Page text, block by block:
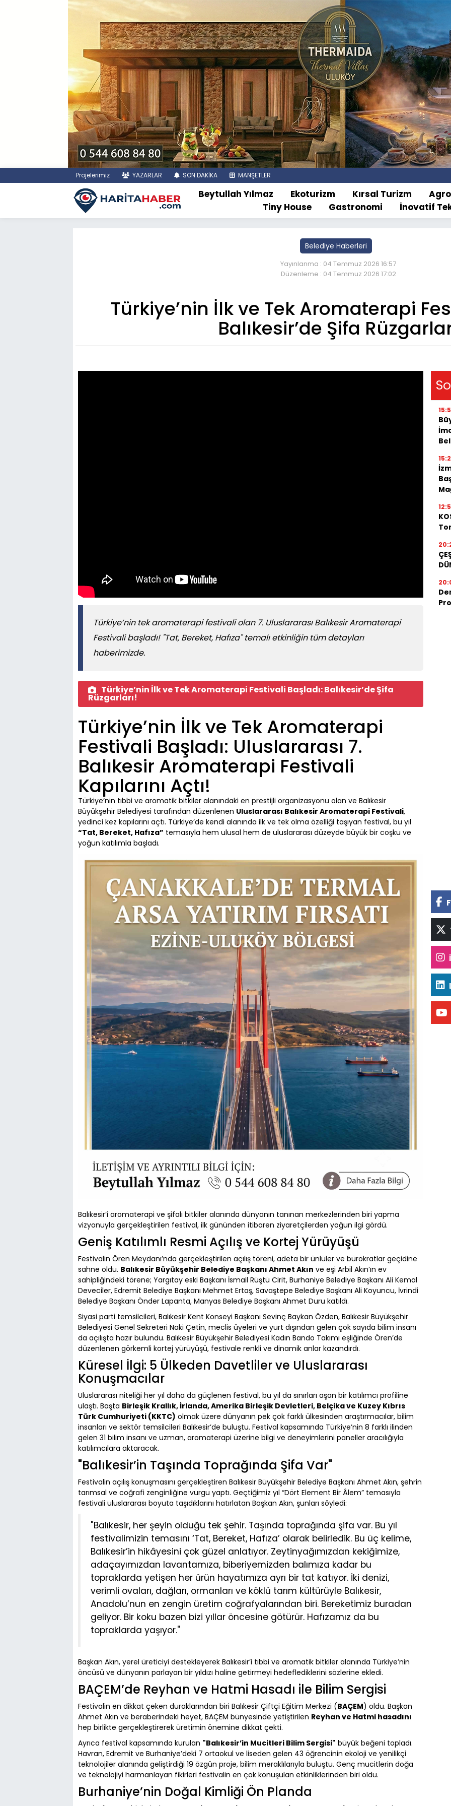
Projelerimiz YAZARLAR SON DAKİKA MANŞETLER
Beytullah Yılmaz Ekoturizm Kırsal Turizm Agro
Tiny House
Gastronomi İnovatif
Belediye Haberleri
Yayınlanma : 04 Temmuz 2026 16:57
Düzenleme : 04 Temmuz 2026 17:02
Türkiye’nin İlk ve Tek Aromaterapi
Balıkesir’de Şifa
Türkiye’nin tek aromaterapi festivali olan 7. Uluslararası Balıkesir Aromaterapi
Festivali başladı! "Tat, Bereket, Hafıza" temalı etkinliğin tüm detayları
haberimizde.
Türkiye’nin İlk ve Tek Aromaterapi Festivali Başladı: Balıkesir’de Şifa
Rüzgarları!
Türkiye’nin İlk ve Tek Aromaterapi
Festivali Başladı: Uluslararası 7.
Balıkesir Aromaterapi Festivali
Kapılarını Açtı!
Türkiye’nin tıbbi ve aromatik bitkiler alanındaki en prestijli organizasyonu olan ve Balıkesir
Büyükşehir Belediyesi tarafından düzenlenen Uluslararası Balıkesir Aromaterapi Festivali,
yedinci kez kapılarını açtı. Türkiye’de kendi alanında ilk ve tek olma özelliği taşıyan festival, bu yıl
“Tat, Bereket, Hafıza” temasıyla hem ulusal hem de uluslararası düzeyde büyük bir coşku ve
yoğun katılımla başladı.
Balıkesir’i aromaterapi ve şifalı bitkiler alanında dünyanın tanınan merkezlerinden biri yapma
vizyonuyla gerçekleştirilen festival, ilk gününden itibaren ziyaretçilerden yoğun ilgi gördü.
Geniş Katılımlı Resmi Açılış ve Kortej Yürüyüşü
Festivalin Ören Meydanı’nda gerçekleştirilen açılış töreni, adeta bir ünlüler ve bürokratlar geçidine
sahne oldu. Balıkesir Büyükşehir Belediye Başkanı Ahmet Akın ve eşi Arbil Akın’ın ev
sahipliğindeki törene; Yargıtay eski Başkanı İsmail Rüştü Cirit, Burhaniye Belediye Başkanı Ali Kemal
Deveciler, Edremit Belediye Başkanı Mehmet Ertaş, Savaştepe Belediye Başkanı Ali Koyuncu, İvrindi
Belediye Başkanı Önder Lapanta, Manyas Belediye Başkanı Ahmet Duru katıldı.
Siyasi parti temsilcileri, Balıkesir Kent Konseyi Başkanı Sevinç Baykan Özden, Balıkesir Büyükşehir
Belediyesi Genel Sekreteri Naki Çetin, meclis üyeleri ve yurt dışından gelen çok sayıda bilim insanı
da açılışta hazır bulundu. Balıkesir Büyükşehir Belediyesi Kadın Bando Takımı eşliğinde Ören’de
düzenlenen görkemli kortej yürüyüşü, festivale renkli ve dinamik anlar kazandırdı.
Küresel İlgi: 5 Ülkeden Davetliler ve Uluslararası
Konuşmacılar
Uluslararası niteliği her yıl daha da güçlenen festival, bu yıl da sınırları aşan bir katılımcı profiline
ulaştı. Başta Birleşik Krallık, İrlanda, Amerika Birleşik Devletleri, Belçika ve Kuzey Kıbrıs
Türk Cumhuriyeti (KKTC) olmak üzere dünyanın pek çok farklı ülkesinden araştırmacılar, bilim
insanları ve sektör temsilcileri Balıkesir’de buluştu. Festival kapsamında Türkiye’nin 8 farklı ilinden
gelen 31 bilim insanı ve uzman, aromaterapi üzerine bilgi ve deneyimlerini paneller aracılığıyla
katılımcılara aktaracak.
"Balıkesir’in Taşında Toprağında Şifa Var"
Festivalin açılış konuşmasını gerçekleştiren Balıkesir Büyükşehir Belediye Başkanı Ahmet Akın, şehrin
tarımsal ve coğrafi zenginliğine vurgu yaptı. Geçtiğimiz yıl “Dört Element Bir Âlem” temasıyla
festivali uluslararası boyuta taşıdıklarını hatırlatan Başkan Akın, şunları söyledi:
"Balıkesir, her şeyin olduğu tek şehir. Taşında toprağında şifa var. Bu yıl
festivalimizin temasını ‘Tat, Bereket, Hafıza’ olarak belirledik. Bu üç kelime,
Balıkesir’in hikâyesini çok güzel anlatıyor. Zeytinyağımızdan kekiğimize,
adaçayımızdan lavantamıza, biberiyemizden balımıza kadar bu
topraklarda yetişen her ürün hayatımıza ayrı bir tat katıyor. İki denizi,
verimli ovaları, dağları, ormanları ve köklü tarım kültürüyle Balıkesir,
Anadolu’nun en zengin üretim coğrafyalarından biri. Bereketimiz buradan
geliyor. Bir koku bazen bizi yıllar öncesine götürür. Hafızamız da bu
topraklarda yaşıyor."
Başkan Akın, yerel üreticiyi destekleyerek Balıkesir’i tıbbi ve aromatik bitkiler alanında Türkiye’nin
öncüsü ve dünyanın parlayan bir yıldızı haline getirmeyi hedeflediklerini sözlerine ekledi.
BAÇEM’de Reyhan ve Hatmi Hasadı ile Bilim Sergisi
Festivalin en dikkat çeken duraklarından biri Balıkesir Çiftçi Eğitim Merkezi (BAÇEM) oldu. Başkan
Ahmet Akın ve beraberindeki heyet, BAÇEM bünyesinde yetiştirilen Reyhan ve Hatmi hasadını
hep birlikte gerçekleştirerek üretimin önemine dikkat çekti.
Ayrıca festival kapsamında kurulan "Balıkesir’in Mucitleri Bilim Sergisi" büyük beğeni topladı.
Havran, Edremit ve Burhaniye’deki 7 ortaokul ve liseden gelen 43 öğrencinin ekoloji ve yenilikçi
teknolojiler alanında geliştirdiği 19 özgün proje, bilim meraklılarıyla buluştu. Genç mucitlerin doğa
ve teknolojiyi harmanlayan fikirleri festivalin en çok konuşulan etkinliklerinden biri oldu.
Burhaniye’nin Doğal Kimliği Ön Planda